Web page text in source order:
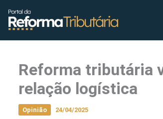
conteúdo
Reforma tributária
relação logística
Opinião 24/04/2025